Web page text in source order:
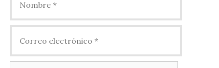
electrónico